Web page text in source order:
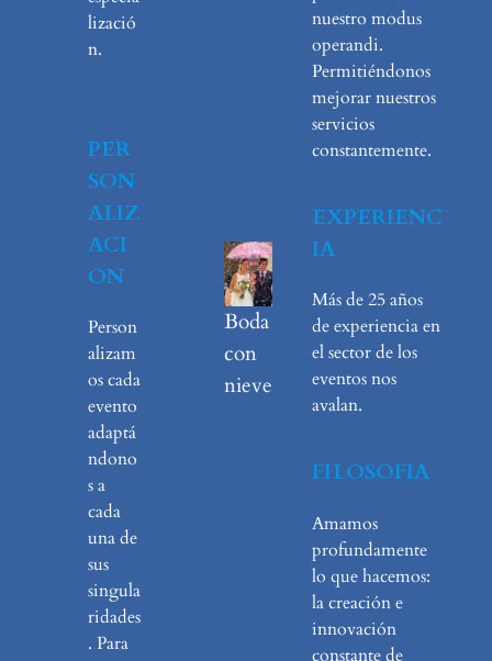
lizació
n.
PER
SON
ALIZ
ACI
ON
Person
alizam
os cada
evento
adaptá
ndono
s a
cada
una de
sus
singula
ridades
. Para
Boda
con
nieve
nuestro modus
operandi.
Permitiéndonos
mejorar nuestros
servicios
constantemente.
EXPERIENC
IA
Más de 25 años
de experiencia en
el sector de los
eventos nos
avalan.
FILOSOFIA
Amamos
profundamente
lo que hacemos:
la creación e
innovación
constante de